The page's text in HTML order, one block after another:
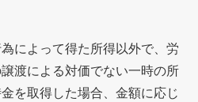
によって得た所得以外で、労
渡による対価でない一時の所
を取得した場合、金額に応じ